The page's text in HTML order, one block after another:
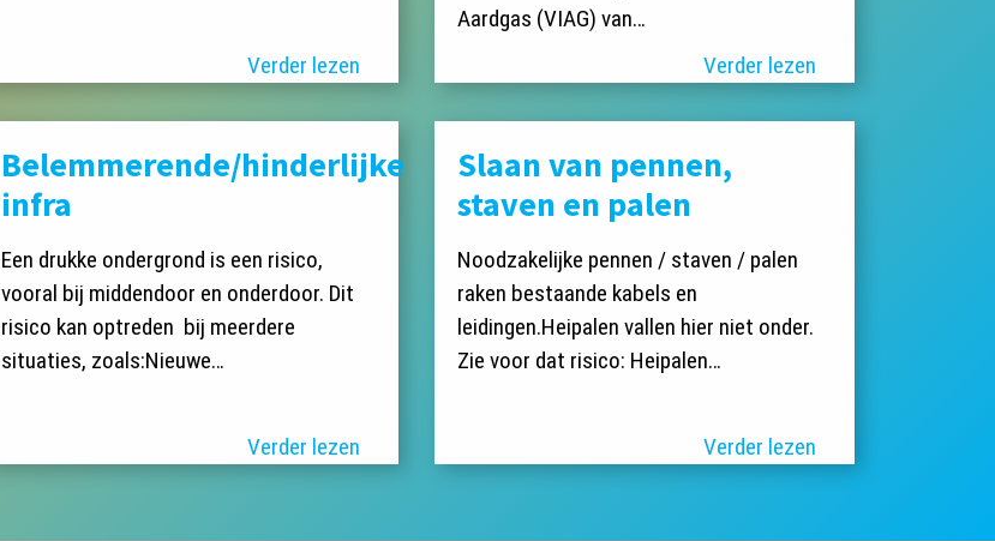
Verder lezen
Aardgas (VIAG) van…
Verder lezen
Belemmerende/hinderlijke
infra
Een drukke ondergrond is een risico,
vooral bij middendoor en onderdoor. Dit
risico kan optreden bij meerdere
situaties, zoals:Nieuwe…
Verder lezen
Slaan van pennen,
staven en palen
Noodzakelijke pennen / staven / palen
raken bestaande kabels en
leidingen.Heipalen vallen hier niet onder.
Zie voor dat risico: Heipalen…
Verder lezen